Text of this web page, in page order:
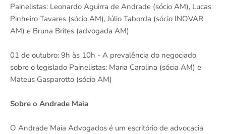
Painelistas: Leonardo Aguirra de Andrade (sócio AM), Lucas
Pinheiro Tavares (sócio AM), Júlio Taborda (sócio INOVAR
AM) e Bruna Brites (advogada AM)
01 de outubro: 9h às 10h - A prevalência do negociado
sobre o legislado Painelistas: Maria Carolina (sócia AM) e
Mateus Gasparotto (sócio AM)
Sobre o Andrade Maia
O Andrade Maia Advogados é um escritório de advocacia